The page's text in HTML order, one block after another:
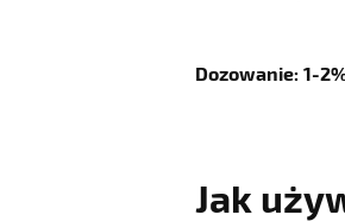
Dozowanie: 1-
Jak